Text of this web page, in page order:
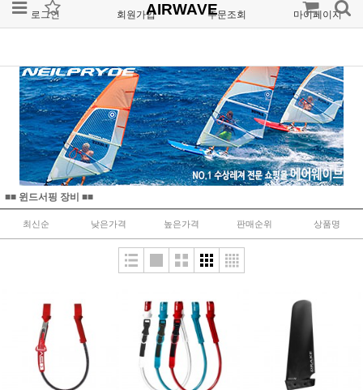
로그인 회원가입 주문조회 마이페이지
AIRWAVE
■■ 윈드서핑 장비 ■■
최신순 낮은가격 높은가격 판매순위 상품명